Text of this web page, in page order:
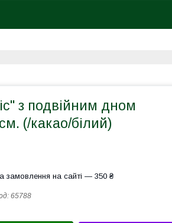
з подвійним дном
(/какао/білий)
замовлення на сайті — 350 ₴
65788